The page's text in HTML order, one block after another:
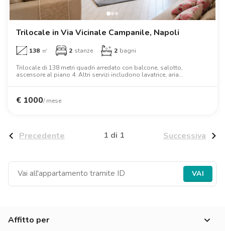
Ville
Loft
Ville
Loft
Ville
Loft
Ville
Loft
Ville
Loft
Ville
Loft
Firenze
Ville
Loft
Roma
Ville
Loft
Napoli
Ville
Loft
Catania
Ville
Loft
Padova
Ville
Loft
Trilocale in Via Vicinale Campanile, Napoli
138 ㎡ 2 stanze 2 bagni
Trilocale di 138 metri quadri arredato con balcone, salotto,
ascensore al piano 4. Altri servizi includono lavatrice, aria
€ 1000/ mese
Precedente 1 di 1 Successiva
VAI
Affitto per